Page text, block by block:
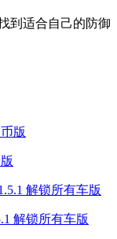
到适合自己的防御
解锁所有车版